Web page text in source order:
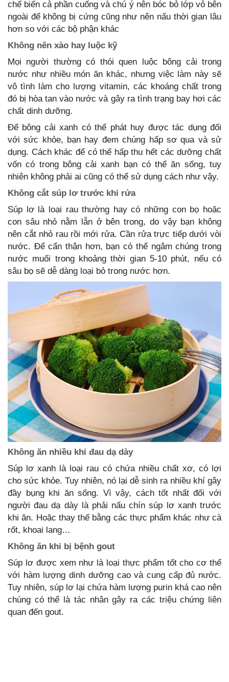
chế biến cả phần cuống và chú ý nên bóc bỏ lớp vỏ bên
ngoài để không bị cứng cũng như nên nấu thời gian lâu
hơn so với các bộ phận khác
Không nên xào hay luộc kỹ
Mọi người thường có thói quen luộc bông cải trong
nước như nhiều món ăn khác, nhưng việc làm này sẽ
vô tình làm cho lượng vitamin, các khoáng chất trong
đó bị hòa tan vào nước và gây ra tình trạng bay hơi các
chất dinh dưỡng.
Để bông cải xanh có thể phát huy được tác dụng đối
với sức khỏe, bạn hay đem chúng hấp sơ qua và sử
dụng. Cách khác để có thể hấp thu hết các dưỡng chất
vốn có trong bông cải xanh bạn có thể ăn sống, tuy
nhiên không phải ai cũng có thể sử dụng cách như vậy.
Không cắt súp lơ trước khi rửa
Súp lơ là loại rau thường hay có những con bọ hoặc
con sâu nhỏ nằm lẫn ở bên trong, do vậy bạn không
nên cắt nhỏ rau rồi mới rửa. Cần rửa trực tiếp dưới vòi
nước. Để cẩn thận hơn, bạn có thể ngâm chúng trong
nước muối trong khoảng thời gian 5-10 phút, nếu có
sâu bọ sẽ dễ dàng loại bỏ trong nước hơn.
Không ăn nhiều khi đau dạ dày
Súp lơ xanh là loại rau có chứa nhiều chất xơ, có lợi
cho sức khỏe. Tuy nhiên, nó lại dễ sinh ra nhiều khí gây
đầy bụng khi ăn sống. Vì vậy, cách tốt nhất đối với
người đau dạ dày là phải nấu chín súp lơ xanh trước
khi ăn. Hoặc thay thế bằng các thực phẩm khác như cà
rốt, khoai lang…
Không ăn khi bị bệnh gout
Súp lơ được xem như là loại thực phẩm tốt cho cơ thể
với hàm lượng dinh dưỡng cao và cung cấp đủ nước.
Tuy nhiên, súp lơ lại chứa hàm lượng purin khá cao nên
chúng có thể là tác nhân gây ra các triệu chứng liên
quan đến gout.